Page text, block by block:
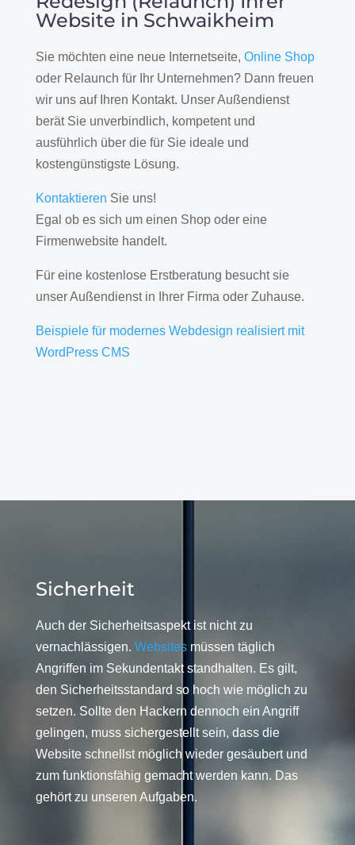
Website in Schwaikheim
Sie möchten eine neue Internetseite, Online Shop
oder Relaunch für Ihr Unternehmen? Dann freuen
wir uns auf Ihren Kontakt. Unser Außendienst
berät Sie unverbindlich, kompetent und
ausführlich über die für Sie ideale und
kostengünstigste Lösung.
Kontaktieren Sie uns!
Egal ob es sich um einen Shop oder eine
Firmenwebsite handelt.
Für eine kostenlose Erstberatung besucht sie
unser Außendienst in Ihrer Firma oder Zuhause.
Beispiele für modernes Webdesign realisiert mit
WordPress CMS
Sicherheit
Auch der Sicherheitsaspekt ist nicht zu
vernachlässigen. Websitesmüssen täglich
Angriffen im Sekundentakt standhalten. Es gilt,
den Sicherheitsstandard so hoch wie möglich zu
setzen. Sollte den Hackern dennoch ein Angriff
gelingen, muss sichergestellt sein, dass die
Website schnellst möglich wieder gesäubert und
zum funktionsfähig gemacht werden kann. Das
gehört zu unseren Aufgaben.